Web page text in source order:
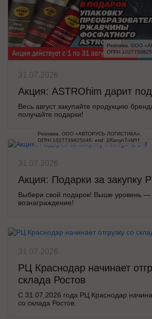
Реклама. ООО
ОГРН
31.07.2026
Акция: ASTROhim дарит
Весь август закупайте продукцию
получайте подарки!
Реклама. ООО «АВТОРУСЬ ЛОГИСТИКА».
ОГРН 1027739825046. erid: 2Ranyn7nMYf
31.07.2026
Акция: Подарки за закупку
Выбери свой подарок! Выше уровень —
вознаграждение!
31.07.2026
РЦ Краснодар начинает
склада Ростов
С 31.07.2026 года РЦ Краснодар
со склада Ростов.